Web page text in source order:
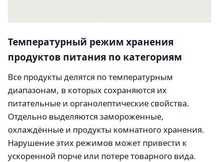
Температурный режим хранения
продуктов питания по категориям
Все продукты делятся по температурным
диапазонам, в которых сохраняются их
питательные и органолептические свойства.
Отдельно выделяются замороженные,
охлаждённые и продукты комнатного хранения.
Нарушение этих режимов может привести к
ускоренной порче или потере товарного вида.